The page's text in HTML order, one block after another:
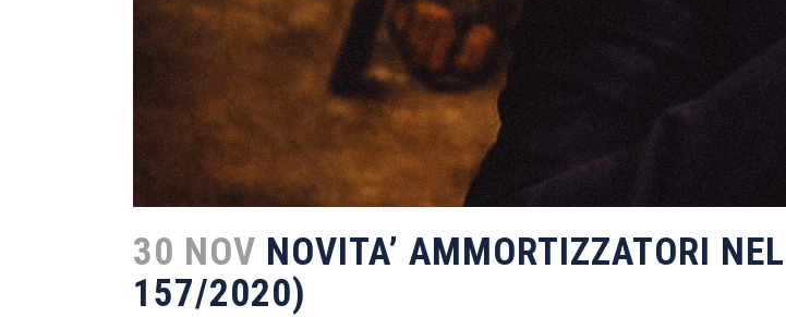
30 NOV NOVITA’ AMMORTIZZATORI
157/2020)